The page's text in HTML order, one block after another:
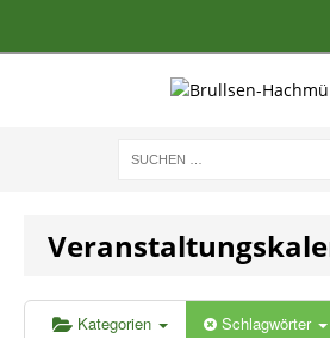
Kategorien Schlagwörter
5:00
6:00